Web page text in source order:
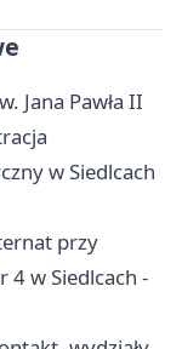
Jana Pawła II
w Siedlcach
przy
4 w Siedlcach -